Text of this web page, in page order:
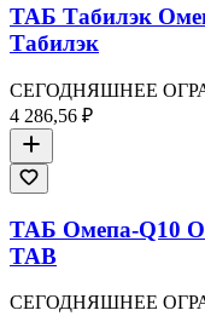
ТАБ Табилэк
Табилэк
СЕГОДНЯШНЕЕ
4 286,56 ₽
ТАБ Омепа-Q10
TAB
СЕГОДНЯШНЕЕ